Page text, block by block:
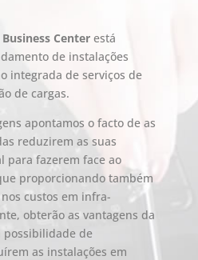
Centerestá
de instalações
integrada de serviços de
de cargas.
apontamos o facto de as
reduzirem as suas
para fazerem face ao
proporcionando também
custos em infra-
obterão as vantagens da
de
as instalações em